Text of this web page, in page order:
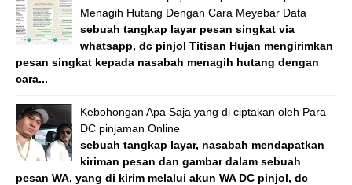
Menagih Hutang Dengan Cara Meyebar Data
sebuah tangkap layar pesan singkat via
whatsapp, dc pinjol Titisan Hujan mengirimkan
pesan singkat kepada nasabah menagih hutang dengan
cara...
Kebohongan Apa Saja yang di ciptakan oleh Para
DC pinjaman Online
sebuah tangkap layar, nasabah mendapatkan
kiriman pesan dan gambar dalam sebuah
pesan WA, yang di kirim melalui akun WA DC pinjol, dc